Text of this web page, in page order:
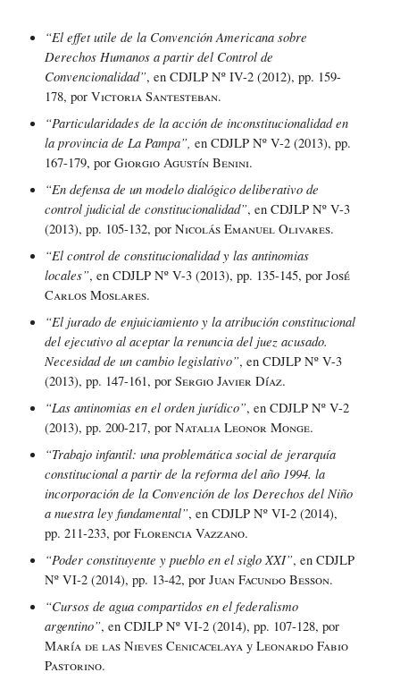
“El effet utile de la Convención Americana sobre
Derechos Humanos a partir del Control de
Convencionalidad”, en CDJLP Nº IV-2 (2012), pp. 159-
178, por Victoria Santesteban.
“Particularidades de la acción de inconstitucionalidad en
la provincia de La Pampa”, en CDJLP Nº V-2 (2013), pp.
167-179, por Giorgio Agustín Benini.
“En defensa de un modelo dialógico deliberativo de
control judicial de constitucionalidad”, en CDJLP Nº V-3
(2013), pp. 105-132, por Nicolás Emanuel Olivares.
“El control de constitucionalidad y las antinomias
locales”, en CDJLP Nº V-3 (2013), pp. 135-145, por José
Carlos Moslares.
“El jurado de enjuiciamiento y la atribución constitucional
del ejecutivo al aceptar la renuncia del juez acusado.
Necesidad de un cambio legislativo”, en CDJLP Nº V-3
(2013), pp. 147-161, por Sergio Javier Díaz.
“Las antinomias en el orden jurídico”, en CDJLP Nº V-2
(2013), pp. 200-217, por Natalia Leonor Monge.
“Trabajo infantil: una problemática social de jerarquía
constitucional a partir de la reforma del año 1994. la
incorporación de la Convención de los Derechos del Niño
a nuestra ley fundamental”, en CDJLP Nº VI-2 (2014),
pp. 211-233, por Florencia Vazzano.
“Poder constituyente y pueblo en el siglo XXI”, en CDJLP
Nº VI-2 (2014), pp. 13-42, por Juan Facundo Besson.
“Cursos de agua compartidos en el federalismo
argentino”, en CDJLP Nº VI-2 (2014), pp. 107-128, por
María de las Nieves Cenicacelaya yLeonardo Fabio
Pastorino.